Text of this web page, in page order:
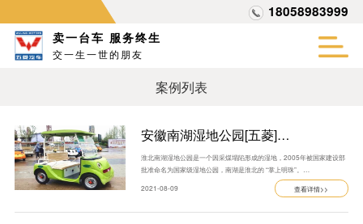
18058983999
卖一台车 服务终生
交一生一世的朋友
案例列表
安徽南湖湿地公园[五菱]…
淮北南湖湿地公园是一个因采煤塌陷形成的湿地，2005年被国家建设部
批准命名为国家级湿地公园，南湖是淮北的 “掌上明珠”。…
2021-08-09
查看详情>>